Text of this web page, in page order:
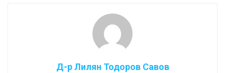
Д-р Лилян Тодоров Савов